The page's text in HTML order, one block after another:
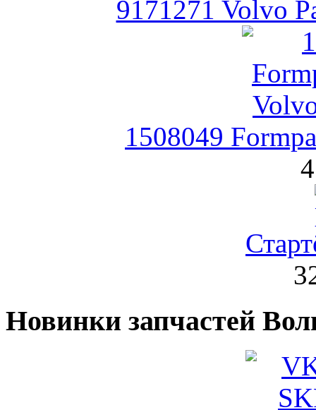
9171271 Volvo
1508049
Новинки запчастей